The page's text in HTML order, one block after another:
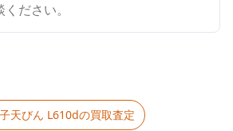
ださい。
天びん L610dの買取査定